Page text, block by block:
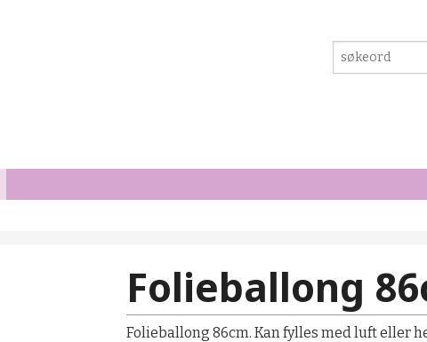
Folieballong
Folieballong 86cm. Kan fylles med luft eller